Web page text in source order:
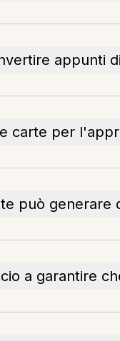
appunti
carte per
può generare
a garantire